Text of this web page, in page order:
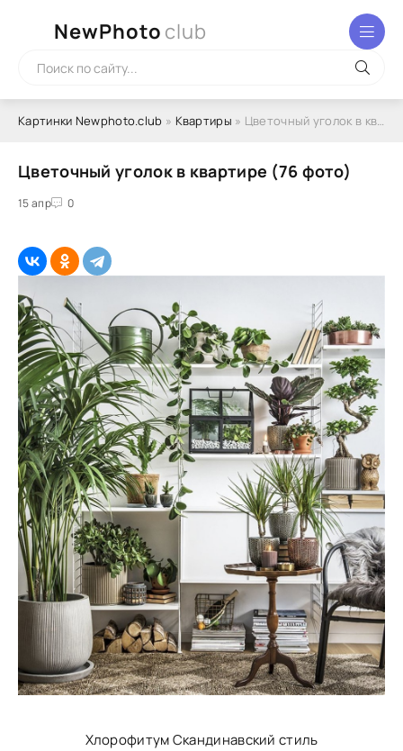
NewPhoto club
Картинки Newphoto.club » Квартиры » Цветочный уголок в квартире (76 фото)
Цветочный уголок в квартире (76 фото)
15 апр 0
Хлорофитум Скандинавский стиль